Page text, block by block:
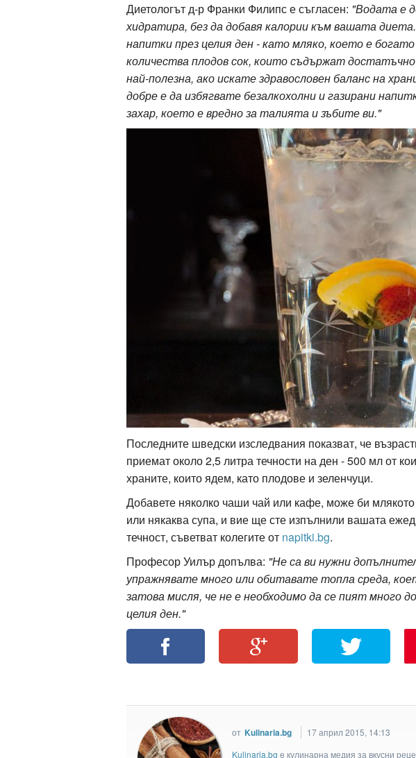
Диетологът д-р Франки Филипс е съгласен: "Водата е
хидратира, без да добавя калории към вашата
напитки през целия ден - като мляко, което е
количества плодов сок, които съдържат
най-полезна, ако искате здравословен баланс на
добре е да избягвате безалкохолни и газирани
захар, което е вредно за талията и зъбите ви."
Последните шведски изследвания показват, че
приемат около 2,5 литра течности на ден - 500 мл от
храните, които ядем, като плодове и зеленчуци.
Добавете няколко чаши чай или кафе, може би млякото
или някаква супа, и вие ще сте изпълнили вашата
течност, съветват колегите от napitki.bg.
Професор Уилър допълва: "Не са ви нужни
упражнявате много или обитавате топла среда,
затова мисля, че не е необходимо да се пият много
целия ден."
от Kulinaria.bg
17 април 2015, 14:13
Kulinaria.bg e кулинарна медия за вкусни